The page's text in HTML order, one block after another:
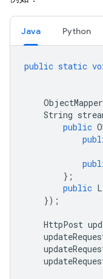
Java Python
public static
ObjectMapper
String
public
};
public
});
HttpPost